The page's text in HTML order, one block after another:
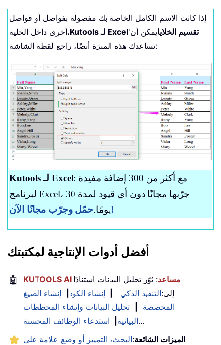
إذا كانت الاسم الكامل الخاصة بك مفصولة بفواصل أو فواصل
أخرى داخل الخلية،
Kutools لـ Excel' تقسيم الخلايايمكن أن
تساعدك هذه الميزة أيضًا، راجع لقطة الشاشة:
Kutools لـ Excel: مع أكثر من 300 إضافة مفيدة
لبرنامج Excel، جرّبها مجانًا دون أي قيود لمدة 30
يومًا.حمّل وجرّب مجانًا الآن!
أفضل أدوات الإنتاجية لمكتبتك
🤖 KUTOOLS AI مساعد: ثوّر تحليل البيانات استنادًا
إلى:التنفيذ الذكي إنشاء الكود
إنشاء الصيغ
المخصصة
تحليل البيانات وإنشاء المخططات
البيانية
استدعاء الوظائف المحسنة
…
الميزات الشائعة:البحث، التمييز أو وضع علامة على